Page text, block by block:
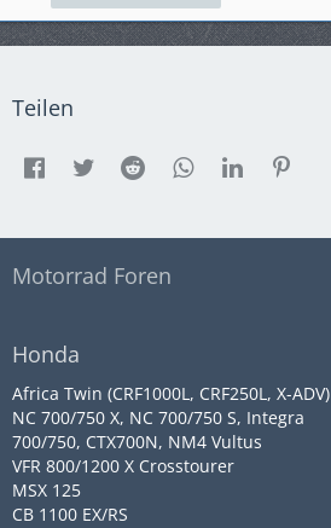
Teilen
Motorrad Foren
Honda
Africa Twin (CRF1000L, CRF250L, X-ADV)
NC 700/750 X, NC 700/750 S, Integra
700/750, CTX700N, NM4 Vultus
VFR 800/1200 X Crosstourer
MSX 125
CB 1100 EX/RS